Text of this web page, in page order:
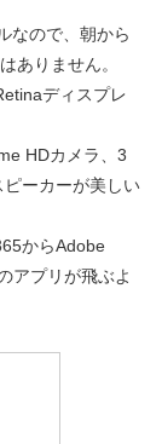
なので、朝から
ありません。
ディスプレ
HDカメラ、3
ーカーが美しい
からAdobe
アプリが飛ぶよ